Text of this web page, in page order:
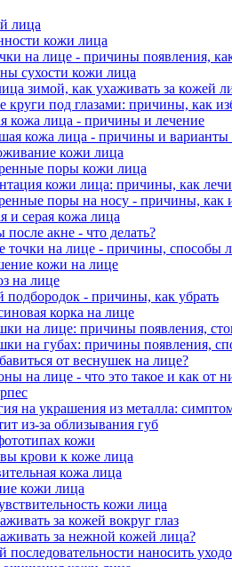
лица
кожи лица
на лице - причины появления,
сухости кожи лица
зимой, как ухаживать за кожей
круги под глазами: причины, как
кожа лица - причины и лечение
кожа лица - причины и варианты
кожи лица
поры кожи лица
кожи лица: причины, как
поры на носу - причины, как
и серая кожа лица
акне - что делать?
точки на лице - причины, способы
кожи на лице
на лице
подбородок - причины, как убрать
корка на лице
на лице: причины появления,
на губах: причины появления,
от веснушек на лице?
на лице - что это такое и как от
на украшения из металла:
из-за облизывания губ
кожи
крови к коже лица
кожа лица
кожи лица
кожи лица
за кожей вокруг глаз
за нежной кожей лица?
последовательности наносить